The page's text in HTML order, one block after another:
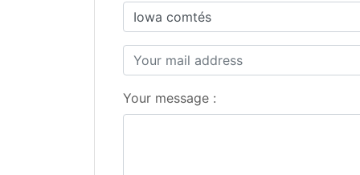
Your message :